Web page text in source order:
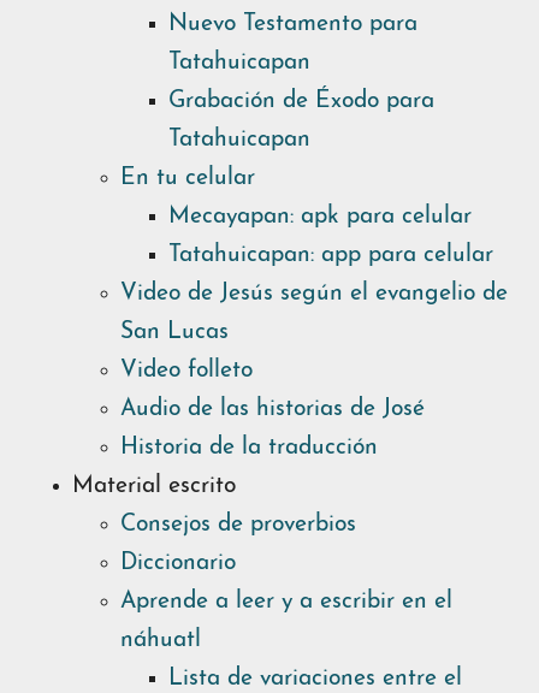
Nuevo Testamento para
Tatahuicapan
Grabación de Éxodo para
Tatahuicapan
En tu celular
Mecayapan: apk para celular
Tatahuicapan: app para celular
Video de Jesús según el evangelio de
San Lucas
Video folleto
Audio de las historias de José
Historia de la traducción
Material escrito
Consejos de proverbios
Diccionario
Aprende a leer y a escribir en el
náhuatl
Lista de variaciones entre el